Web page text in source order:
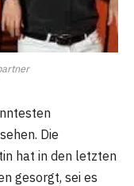
Die
hat in den letzten
gesorgt, sei es